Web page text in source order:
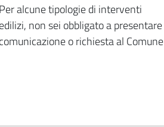
alcune tipologie di interventi
non sei obbligato a presentare
o richiesta al Comune